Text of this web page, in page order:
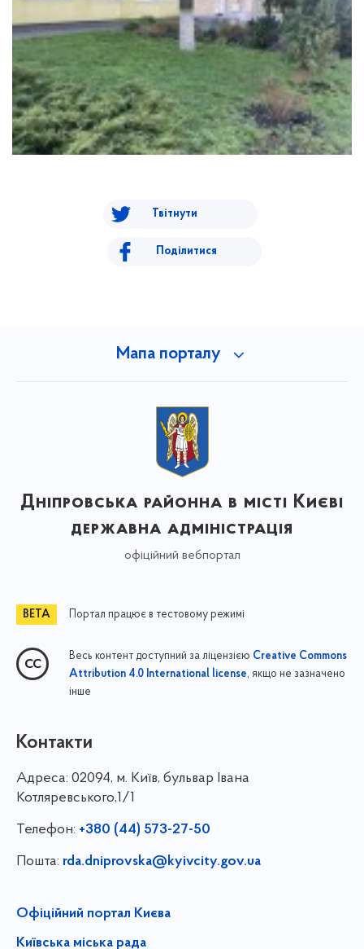
Твітнути
Поділитися
Мапа порталу
Дніпровська районна в місті Києві
державна адміністрація
офіційний вебпортал
Портал працює в тестовому режимі
Весь контент доступний за ліцензією Creative Commons
Attribution 4.0 International license, якщо не зазначено
інше
Контакти
Адреса: 02094, м. Київ, бульвар Івана
Котляревського,1/1
Телефон: +380 (44) 573-27-50
Пошта: rda.dniprovska@kyivcity.gov.ua
Офіційний портал Києва
Київська міська рада